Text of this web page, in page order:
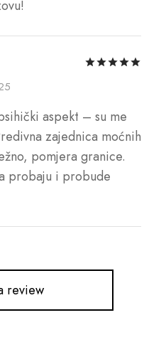
aspekt – su me
zajednica moćnih
pomjera granice.
probaju i probude
review